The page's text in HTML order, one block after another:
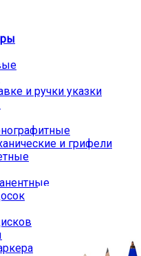
и ручки указки
и грифели